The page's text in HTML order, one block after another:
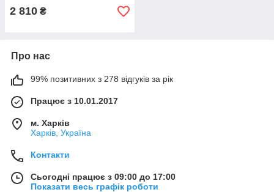
2 810 ₴
Про нас
99% позитивних з 278 відгуків за рік
Працює з 10.01.2017
м. Харків
Харків, Україна
Контакти
Сьогодні працює з 09:00 до 17:00
Показати весь графік роботи